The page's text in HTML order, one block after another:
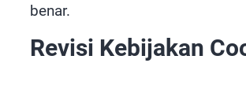
benar.
Revisi Kebijakan